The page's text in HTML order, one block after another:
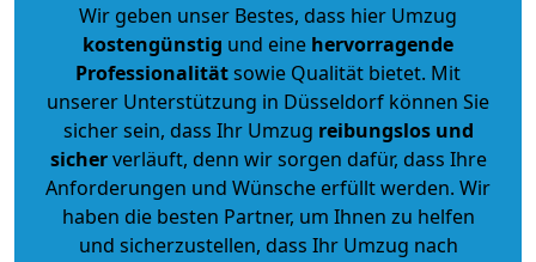
Wir geben unser Bestes, dass hier Umzug
kostengünstig und eine hervorragende
Professionalitätsowie Qualität bietet. Mit
unserer Unterstützung in Düsseldorf können Sie
sicher sein, dass Ihr Umzug reibungslos und
sicherverläuft, denn wir sorgen dafür, dass Ihre
Anforderungen und Wünsche erfüllt werden. Wir
haben die besten Partner, um Ihnen zu helfen
und sicherzustellen, dass Ihr Umzug nach